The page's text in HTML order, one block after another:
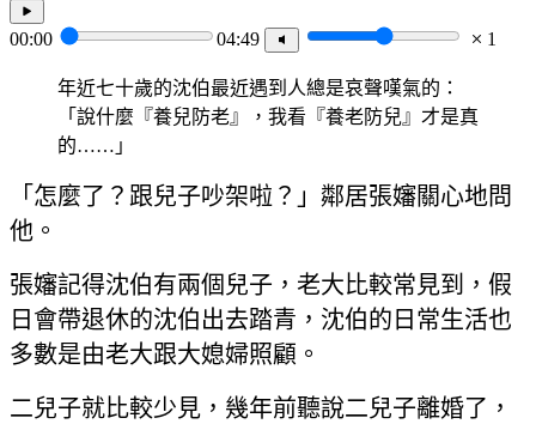
00:00 04:49 1
年近七十歲的沈伯最近遇到人總是哀­­­­聲嘆氣的：
「說什麼『養兒防老』，我看『養老防兒』才是真
的……」
「怎麼了？跟兒子吵架啦？」鄰居張嬸關心地問
他。
張嬸記得沈伯有兩個兒子，老大比較常見到，假
日會帶退休的沈伯出去踏青，沈伯的日常生活也
多數是由老大跟大媳婦照顧。
二兒子就比較少見，幾年前聽說二兒子離婚了，